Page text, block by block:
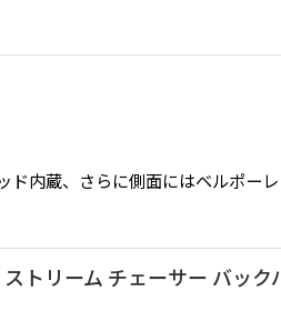
ド内蔵、さらに側面にはベルポ
ストリーム チェーサー バック